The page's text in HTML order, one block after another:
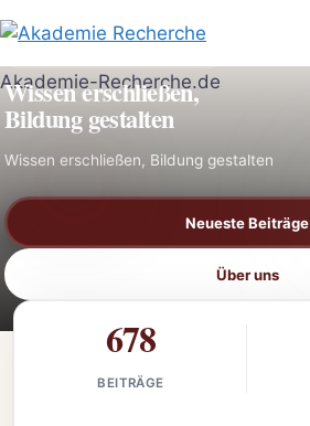
Inhalt
springen
Wissen erschließen,
Bildung gestalten
Wissen erschließen, Bildung gestalten
Neueste Beiträge
Über uns
678
BEITRÄGE